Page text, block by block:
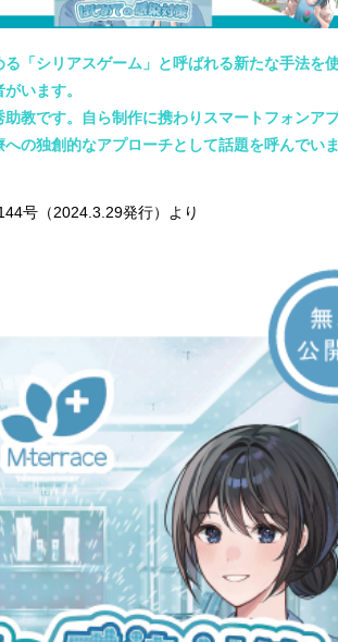
「シリアスゲーム」と呼ばれる新たな手法を
います。
教です。自ら制作に携わりスマートフォンア
の独創的なアプローチとして話題を呼んでいま
号（2024.3.29発行）より